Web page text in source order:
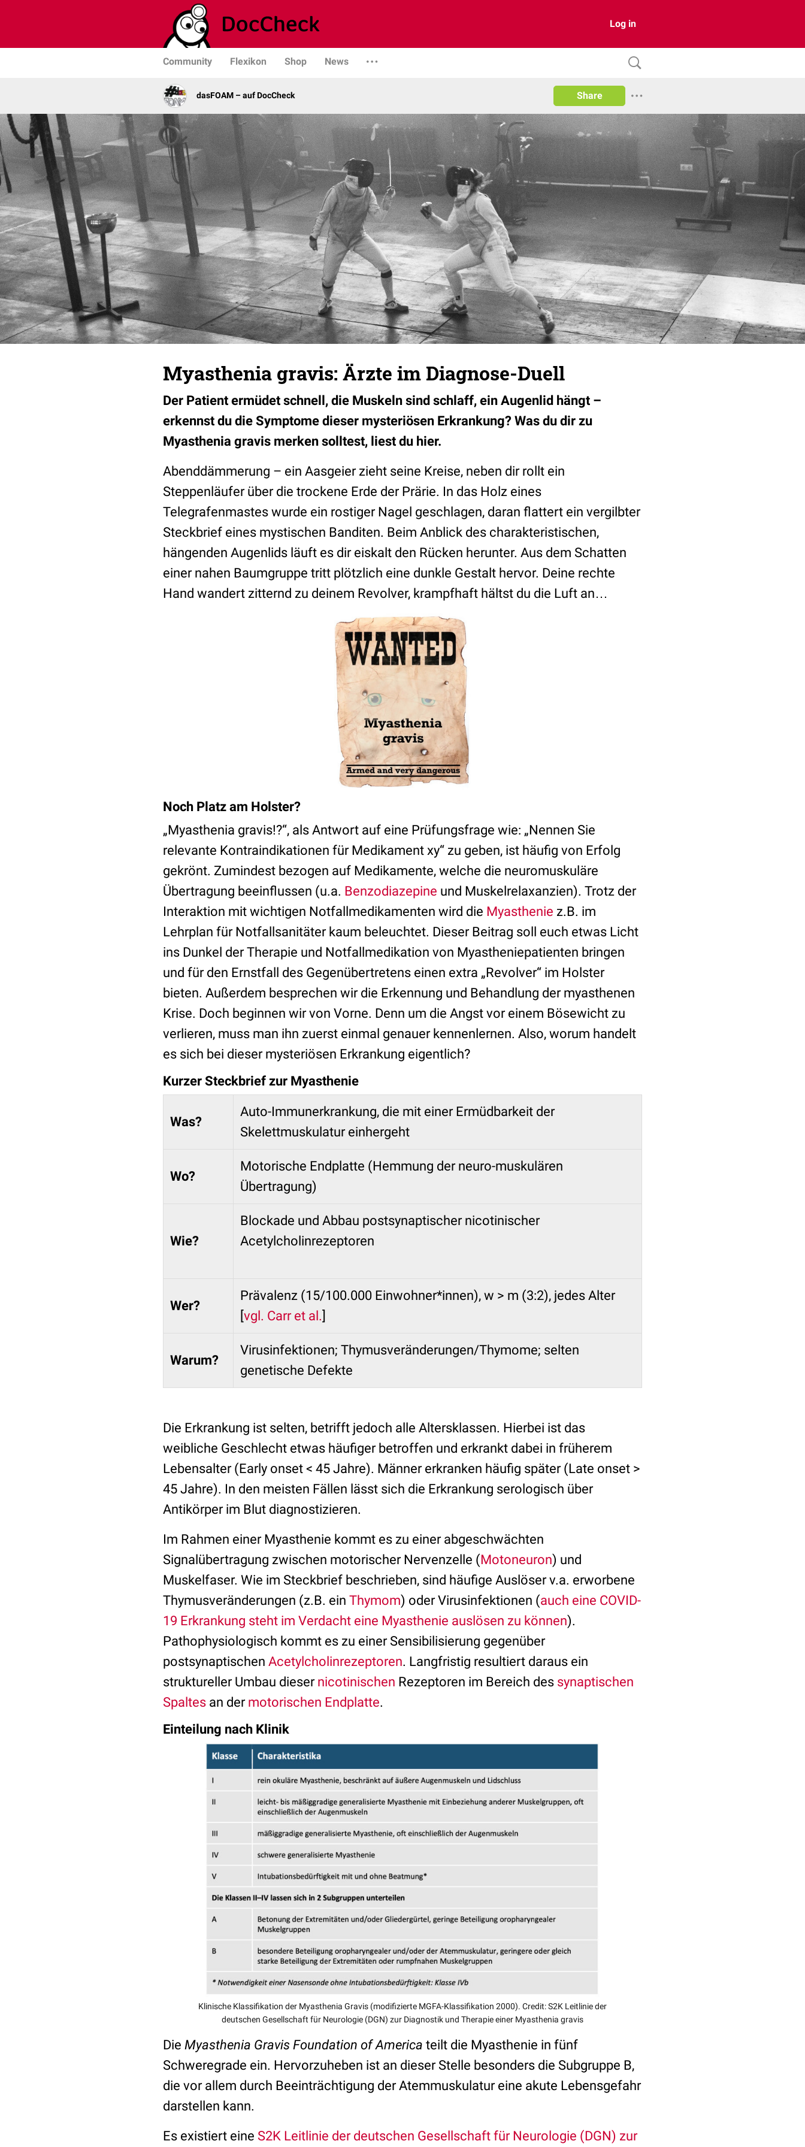
Log in
Community Flexikon Shop News
dasFOAM – auf DocCheck Share
Myasthenia gravis: Ärzte im Diagnose-Duell
Der Patient ermüdet schnell, die Muskeln sind schlaff, ein Augenlid hängt –
erkennst du die Symptome dieser mysteriösen Erkrankung? Was du dir zu
Myasthenia gravis merken solltest, liest du hier.
Abenddämmerung – ein Aasgeier zieht seine Kreise, neben dir rollt ein
Steppenläufer über die trockene Erde der Prärie. In das Holz eines
Telegrafenmastes wurde ein rostiger Nagel geschlagen, daran flattert ein vergilbter
Steckbrief eines mystischen Banditen. Beim Anblick des charakteristischen,
hängenden Augenlids läuft es dir eiskalt den Rücken herunter. Aus dem Schatten
einer nahen Baumgruppe tritt plötzlich eine dunkle Gestalt hervor. Deine rechte
Hand wandert zitternd zu deinem Revolver, krampfhaft hältst du die Luft an…
Noch Platz am Holster?
„Myasthenia gravis!?“, als Antwort auf eine Prüfungsfrage wie: „Nennen Sie
relevante Kontraindikationen für Medikament xy“ zu geben, ist häufig von Erfolg
gekrönt. Zumindest bezogen auf Medikamente, welche die neuromuskuläre
Übertragung beeinflussen (u.a. Benzodiazepine und Muskelrelaxanzien). Trotz der
Interaktion mit wichtigen Notfallmedikamenten wird die Myasthenie z.B. im
Lehrplan für Notfallsanitäter kaum beleuchtet. Dieser Beitrag soll euch etwas Licht
ins Dunkel der Therapie und Notfallmedikation von Myastheniepatienten bringen
und für den Ernstfall des Gegenübertretens einen extra „Revolver“ im Holster
bieten. Außerdem besprechen wir die Erkennung und Behandlung der myasthenen
Krise. Doch beginnen wir von Vorne. Denn um die Angst vor einem Bösewicht zu
verlieren, muss man ihn zuerst einmal genauer kennenlernen. Also, worum handelt
es sich bei dieser mysteriösen Erkrankung eigentlich?
Kurzer Steckbrief zur Myasthenie
Was?
Auto-Immunerkrankung, die mit einer Ermüdbarkeit der
Skelettmuskulatur einhergeht
Wo?
Motorische Endplatte (Hemmung der neuro-muskulären
Übertragung)
Wie?
Blockade und Abbau postsynaptischer nicotinischer
Acetylcholinrezeptoren
Wer?
Prävalenz (15/100.000 Einwohner*innen), w > m (3:2), jedes Alter
[vgl. Carr et al.]
Warum?
Virusinfektionen; Thymusveränderungen/Thymome; selten
genetische Defekte
Die Erkrankung ist selten, betrifft jedoch alle Altersklassen. Hierbei ist das
weibliche Geschlecht etwas häufiger betroffen und erkrankt dabei in früherem
Lebensalter (Early onset < 45 Jahre). Männer erkranken häufig später (Late onset >
45 Jahre). In den meisten Fällen lässt sich die Erkrankung serologisch über
Antikörper im Blut diagnostizieren.
Im Rahmen einer Myasthenie kommt es zu einer abgeschwächten
Signalübertragung zwischen motorischer Nervenzelle (Motoneuron) und
Muskelfaser. Wie im Steckbrief beschrieben, sind häufige Auslöser v.a. erworbene
Thymusveränderungen (z.B. ein Thymom) oder Virusinfektionen (auch eine COVID-
19 Erkrankung steht im Verdacht eine Myasthenie auslösen zu können).
Pathophysiologisch kommt es zu einer Sensibilisierung gegenüber
postsynaptischen Acetylcholinrezeptoren. Langfristig resultiert daraus ein
struktureller Umbau dieser nicotinischen Rezeptoren im Bereich des synaptischen
Spaltes an der motorischen Endplatte.
Einteilung nach Klinik
Klinische Klassifikation der Myasthenia Gravis (modifizierte MGFA-Klassifikation 2000). Credit: S2K Leitlinie der
deutschen Gesellschaft für Neurologie (DGN) zur Diagnostik und Therapie einer Myasthenia gravis
Die Myasthenia Gravis Foundation of America teilt die Myasthenie in fünf
Schweregrade ein. Hervorzuheben ist an dieser Stelle besonders die Subgruppe B,
die vor allem durch Beeinträchtigung der Atemmuskulatur eine akute Lebensgefahr
darstellen kann.
Es existiert eine S2K Leitlinie der deutschen Gesellschaft für Neurologie (DGN) zur